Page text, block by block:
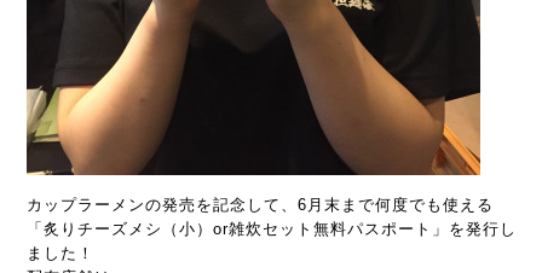
カップラーメンの発売を記念して、6月末まで何度でも使える
「炙りチーズメシ（小）or雑炊セット無料パスポート」を発行し
ました！